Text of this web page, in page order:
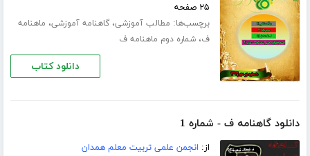
۲۵ صفحه
برچسب‌ها: مطالب آموزشی،گاهنامه آموزشی، ماهنامه
ف،شماره دوم ماهنامه ف
دانلود کتاب
دانلود گاهنامه ف - شماره 1
از: انجمن علمی تربیت معلم همدان